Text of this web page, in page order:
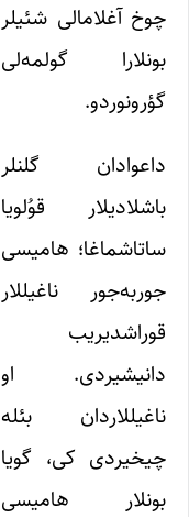
چوخ آغلامالی شئیلر
بونلارا گولمه‌لی
گؤرونوردو.
داعوادان گلنلر
باشلادیلار قوُلویا
ساتاشماغا؛ هامیسی
جوربه‌جور ناغیللار
قوراشدیریب
دانیشیردی. او
ناغیللاردان بئله
چیخیردی کی، گویا
بونلار هامیسی